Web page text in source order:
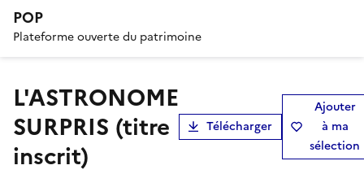
POP
Plateforme ouverte du patrimoine
L'ASTRONOME
SURPRIS (titre
inscrit)
Télécharger
Ajouter
à ma
sélection